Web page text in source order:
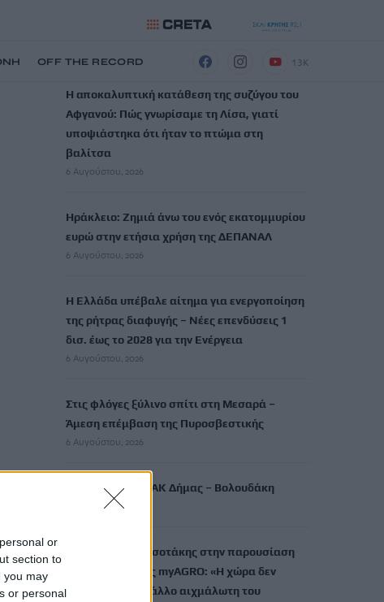
or
section to
you may
or personal
OFF THE RECORD 13K
ΡΟΗ ΕΙΔΗΣΕΩΝ
Η αποκαλυπτική κατάθεση της συζύγου του
Αφγανού: Πώς γνωρίσαμε τη Λίσα, γιατί
υποψιάστηκα ότι ήταν το πτώμα στη
βαλίτσα
6 Αυγούστου, 2026
Ηράκλειο: Ζημιά άνω του ενός εκατομμυρίου
ευρώ στην ετήσια χρήση της ΔΕΠΑΝΑΛ
6 Αυγούστου, 2026
Η Ελλάδα υπέβαλε αίτημα για ενεργοποίηση
της ρήτρας διαφυγής – Νέες επενδύσεις 1
δισ. έως το 2028 για την Ενέργεια
6 Αυγούστου, 2026
Στις φλόγες ξύλινο σπίτι στη Μεσαρά –
Άμεση επέμβαση της Πυροσβεστικής
6 Αυγούστου, 2026
Στα έργα του ΒΟΑΚ Δήμας – Βολουδάκη
6 Αυγούστου, 2026
Ο Κυριάκος Μητσοτάκης στην παρουσίαση
της πλατφόρμας myAGRO: «Η χώρα δεν
μπορεί να είναι άλλο αιχμάλωτη του